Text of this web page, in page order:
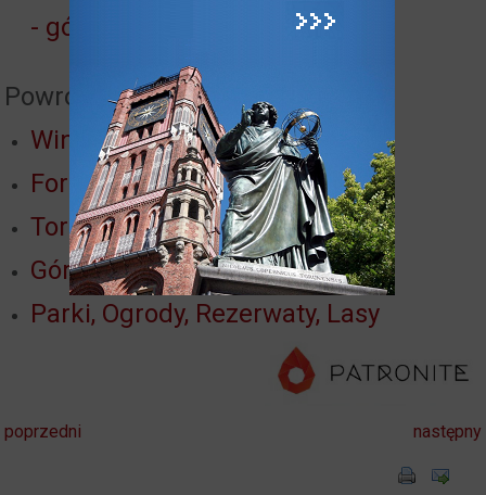
- góra Buchta
Powrót do:
Winnica
Fort I Twierdzy Toruń
Toruń nad Wisłą
Góry toruńskie
Parki, Ogrody, Rezerwaty, Lasy
poprzedni następny